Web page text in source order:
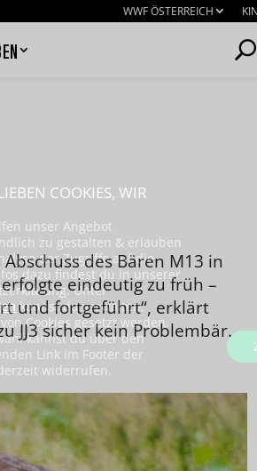
WWF ÖSTERREICH
des Bären M13 in
eindeutig zu früh –
und fortgeführt“, erklärt
JJ3 sicher kein Problembär.
COOKIES, WIR
unser Angebot
zu gestalten & erlauben
der Zugriffe auf die
dazu findest du in unserer
Unter
kannst du verwalten,
Cookies gesetzt werden.
kannst du über den
Link im Footer der
widerrufen.